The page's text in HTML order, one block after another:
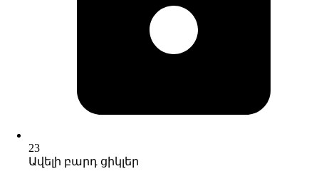
23
Ավելի բարդ ցիկլեր